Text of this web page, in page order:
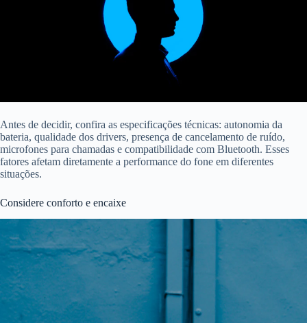
Antes de decidir, confira as especificações técnicas: autonomia da
bateria, qualidade dos drivers, presença de cancelamento de ruído,
microfones para chamadas e compatibilidade com Bluetooth. Esses
fatores afetam diretamente a performance do fone em diferentes
situações.
Considere conforto e encaixe